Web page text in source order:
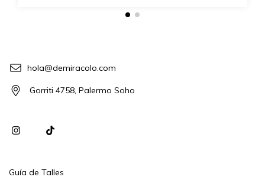
hola@demiracolo.com
Gorriti 4758, Palermo Soho
Guía de Talles